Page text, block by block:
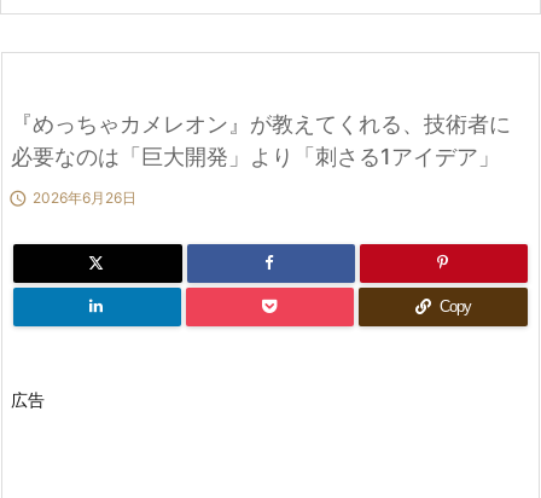
前へ
『めっちゃカメレオン』が教えてくれる、技術者に
必要なのは「巨大開発」より「刺さる1アイデア」
 2026年6月26日
Copy
広告